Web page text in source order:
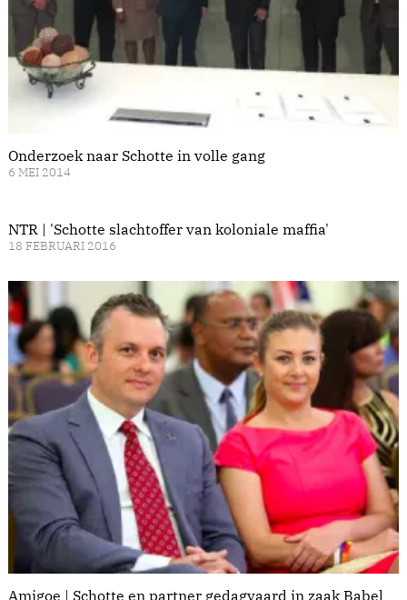
Onderzoek naar Schotte in volle gang
6 MEI 2014
NTR | 'Schotte slachtoffer van koloniale maffia'
18 FEBRUARI 2016
Amigoe | Schotte en partner gedagvaard in zaak Babel